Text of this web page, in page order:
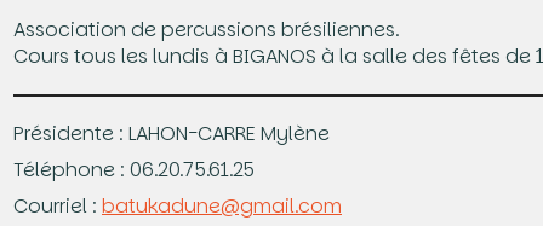
Association de percussions brésiliennes.
Cours tous les lundis à BIGANOS à la salle des fêtes de
Présidente : LAHON-CARRE Mylène
Téléphone : 06.20.75.61.25
Courriel : batukadune@gmail.com